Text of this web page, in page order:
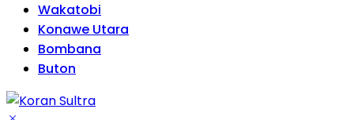
Wakatobi
Konawe Utara
Bombana
Buton